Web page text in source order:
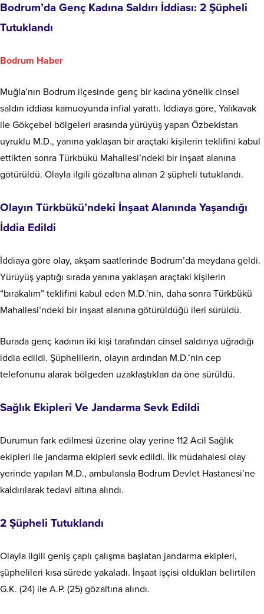
Bodrum’da Genç Kadına Saldırı İddiası: 2 Şüpheli
Tutuklandı
Bodrum Haber
Muğla’nın Bodrum ilçesinde genç bir kadına yönelik cinsel
saldırı iddiası kamuoyunda infial yarattı. İddiaya göre, Yalıkavak
ile Gökçebel bölgeleri arasında yürüyüş yapan Özbekistan
uyruklu M.D., yanına yaklaşan bir araçtaki kişilerin teklifini kabul
ettikten sonra Türkbükü Mahallesi’ndeki bir inşaat alanına
götürüldü. Olayla ilgili gözaltına alınan 2 şüpheli tutuklandı.
Olayın Türkbükü’ndeki İnşaat Alanında Yaşandığı
İddia Edildi
İddiaya göre olay, akşam saatlerinde Bodrum’da meydana geldi.
Yürüyüş yaptığı sırada yanına yaklaşan araçtaki kişilerin
“bırakalım” teklifini kabul eden M.D.’nin, daha sonra Türkbükü
Mahallesi’ndeki bir inşaat alanına götürüldüğü ileri sürüldü.
Burada genç kadının iki kişi tarafından cinsel saldırıya uğradığı
iddia edildi. Şüphelilerin, olayın ardından M.D.’nin cep
telefonunu alarak bölgeden uzaklaştıkları da öne sürüldü.
Sağlık Ekipleri Ve Jandarma Sevk Edildi
Durumun fark edilmesi üzerine olay yerine 112 Acil Sağlık
ekipleri ile jandarma ekipleri sevk edildi. İlk müdahalesi olay
yerinde yapılan M.D., ambulansla Bodrum Devlet Hastanesi’ne
kaldırılarak tedavi altına alındı.
2 Şüpheli Tutuklandı
Olayla ilgili geniş çaplı çalışma başlatan jandarma ekipleri,
şüphelileri kısa sürede yakaladı. İnşaat işçisi oldukları belirtilen
G.K. (24) ile A.P. (25) gözaltına alındı.